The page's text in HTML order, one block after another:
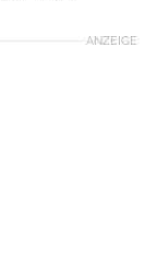
ANZEIGE